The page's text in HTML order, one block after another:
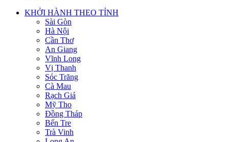
KHỞI HÀNH THEO TỈNH
Sài Gòn
Hà Nội
Cần Thơ
An Giang
Vĩnh Long
Vị Thanh
Sóc Trăng
Cà Mau
Rạch Giá
Mỹ Tho
Đồng Tháp
Bến Tre
Trà Vinh